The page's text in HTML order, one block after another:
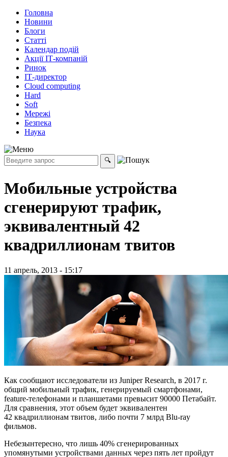
Головна
Новини
Блоги
Статті
Календар подій
Акції ІТ-компаній
Ринок
ІТ-директор
Cloud computing
Hard
Soft
Мережі
Безпека
Наука
Мобильные устройства
сгенерируют трафик,
эквивалентный 42
квадриллионам твитов
11 апрель, 2013 - 15:17
Как сообщают исследователи из Juniper Research, в 2017 г.
общий мобильный трафик, генерируемый смартфонами,
feature-телефонами и планшетами превысит 90000 Петабайт.
Для сравнения, этот объем будет эквивалентен
42 квадриллионам твитов, либо почти 7 млрд Blu-ray
фильмов.
Небезынтересно, что лишь 40% сгенерированных
упомянутыми устройствами данных через пять лет пройдут